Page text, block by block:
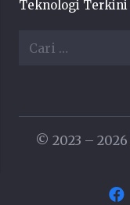
Teknologi Terkini
Cari
© 2023 – 2026